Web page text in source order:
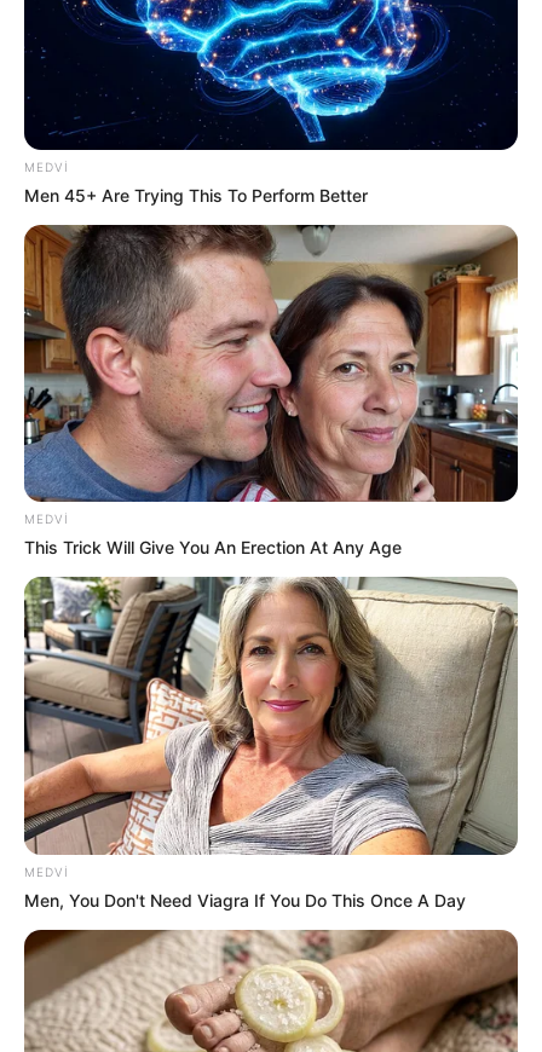
20:34 / 06 Avqust 2026 CƏMİYYƏT
Sürücülərin nəzərinə: Bu küçələrdə
hərəkətTAM MƏHDUDLAŞDIRILIR
44
19:59 / 06 Avqust 2026 CƏMİYYƏT
Bu məktəblər üzrə vakansiya seçimi
başlayır
MEDVI
Men 45+ Are Trying This To Perform Better
MEDVI
This Trick Will Give You An Erection At Any Age
MEDVI
Men, You Don't Need Viagra If You Do This Once A Day